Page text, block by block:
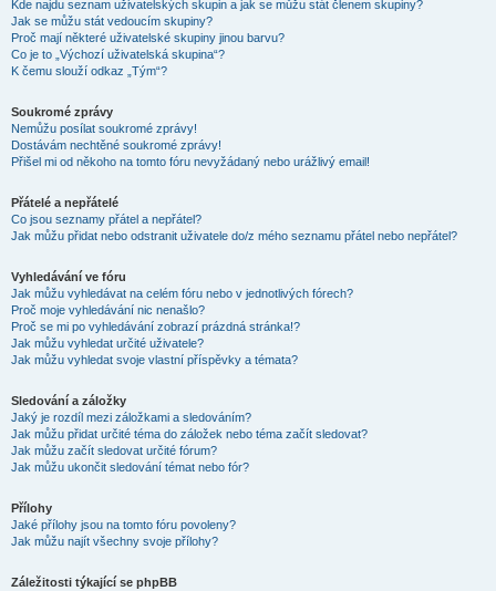
Kde najdu seznam uživatelských skupin a jak se můžu stát členem skupiny?
Jak se můžu stát vedoucím skupiny?
Proč mají některé uživatelské skupiny jinou barvu?
Co je to „Výchozí uživatelská skupina“?
K čemu slouží odkaz „Tým“?
Soukromé zprávy
Nemůžu posílat soukromé zprávy!
Dostávám nechtěné soukromé zprávy!
Přišel mi od někoho na tomto fóru nevyžádaný nebo urážlivý email!
Přátelé a nepřátelé
Co jsou seznamy přátel a nepřátel?
Jak můžu přidat nebo odstranit uživatele do/z mého seznamu přátel nebo nepřátel?
Vyhledávání ve fóru
Jak můžu vyhledávat na celém fóru nebo v jednotlivých fórech?
Proč moje vyhledávání nic nenašlo?
Proč se mi po vyhledávání zobrazí prázdná stránka!?
Jak můžu vyhledat určité uživatele?
Jak můžu vyhledat svoje vlastní příspěvky a témata?
Sledování a záložky
Jaký je rozdíl mezi záložkami a sledováním?
Jak můžu přidat určité téma do záložek nebo téma začít sledovat?
Jak můžu začít sledovat určité fórum?
Jak můžu ukončit sledování témat nebo fór?
Přílohy
Jaké přílohy jsou na tomto fóru povoleny?
Jak můžu najít všechny svoje přílohy?
Záležitosti týkající se phpBB